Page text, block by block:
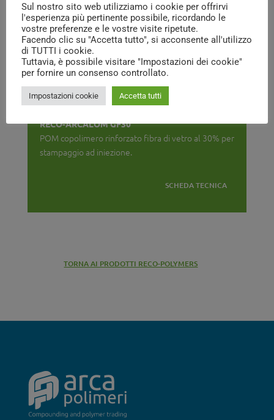
POM copolimero rinforzato fibra di vetro al 20% per
stampaggio ad iniezione.
SCHEDA TECNICA
RECO-ARCALOM GF30
POM copolimero rinforzato fibra di vetro al 30% per
stampaggio ad iniezione.
SCHEDA TECNICA
TORNA AI PRODOTTI RECO-POLYMERS
Sul nostro sito web utilizziamo i cookie per offrirvi
l'esperienza più pertinente possibile, ricordando le
vostre preferenze e le vostre visite ripetute.
Facendo clic su "Accetta tutto", si acconsente all'utilizzo
di TUTTI i cookie.
Tuttavia, è possibile visitare "Impostazioni dei cookie"
per fornire un consenso controllato.
Impostazioni cookie Accetta tutti